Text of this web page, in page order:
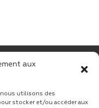
aux
nous utilisons des
stocker et/ou accéder aux